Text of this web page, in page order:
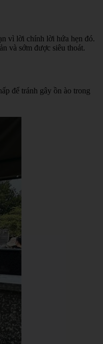
vì lời chính lời hứa hẹn đó.
và sớm được siêu thoát.
để tránh gây ồn ào trong